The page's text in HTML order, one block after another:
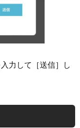
力して［送信］し